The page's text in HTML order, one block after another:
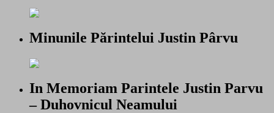
Minunile Părintelui Justin Pârvu
In Memoriam Parintele Justin Parvu
– Duhovnicul Neamului